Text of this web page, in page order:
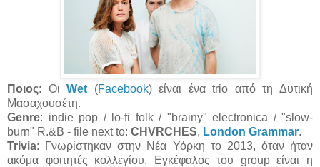
Ποιος: ΟιWet (Facebook) είναι ένα trio από τη Δυτική
Μασαχουσέτη.
Genre: indie pop / lo-fi folk / "brainy" electronica / "slow-
burn" R.&B - file next to: CHVRCHES, London Grammar.
Trivia: Γνωρίστηκαν στην Νέα Υόρκη το 2013, όταν ήταν
ακόμα φοιτητές κολλεγίου. Εγκέφαλος του group είναι η